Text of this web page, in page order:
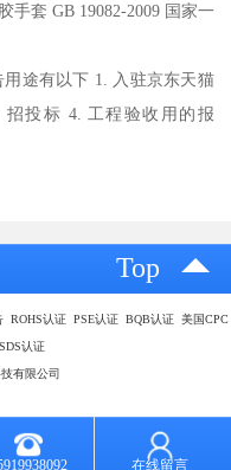
手套 GB 19082-2009 国家一
途有以下 1. 入驻京东天猫
投标 4. 工程验收用的报
Top
ROHS认证 PSE认证 BQB认证 美国CPC
认证
有限公司
在线留言